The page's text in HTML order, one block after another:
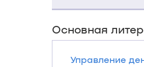
Основная
Управление